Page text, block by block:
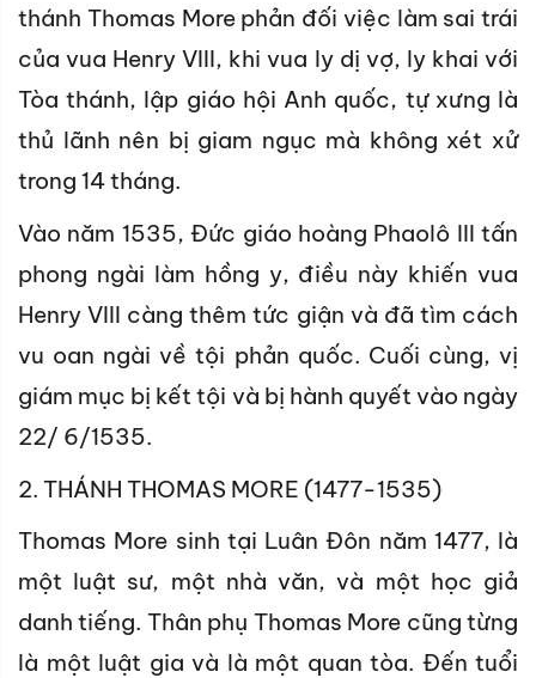
thánh Thomas More phản đối việc làm sai trái
của vua Henry VIII, khi vua ly dị vợ, ly khai với
Tòa thánh, lập giáo hội Anh quốc, tự xưng là
thủ lãnh nên bị giam ngục mà không xét xử
trong 14 tháng.
Vào năm 1535, Đức giáo hoàng Phaolô III tấn
phong ngài làm hồng y, điều này khiến vua
Henry VIII càng thêm tức giận và đã tìm cách
vu oan ngài về tội phản quốc. Cuối cùng, vị
giám mục bị kết tội và bị hành quyết vào ngày
22/ 6/1535.
2. THÁNH THOMAS MORE (1477-1535)
Thomas More sinh tại Luân Đôn năm 1477, là
một luật sư, một nhà văn, và một học giả
danh tiếng. Thân phụ Thomas More cũng từng
là một luật gia và là một quan tòa. Đến tuổi